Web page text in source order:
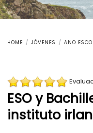
HOME JÓVENES AÑO
ESO y
instituto